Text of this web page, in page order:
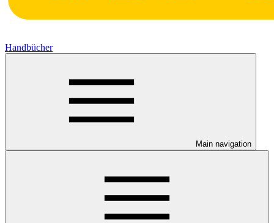
Handbücher
Main navigation